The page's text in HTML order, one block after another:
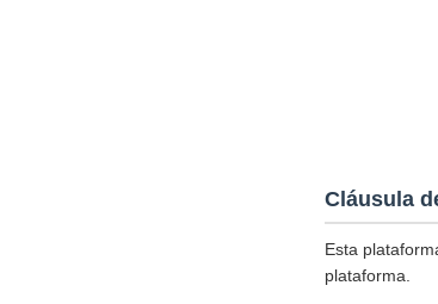
Cláusula
Esta
plataforma.